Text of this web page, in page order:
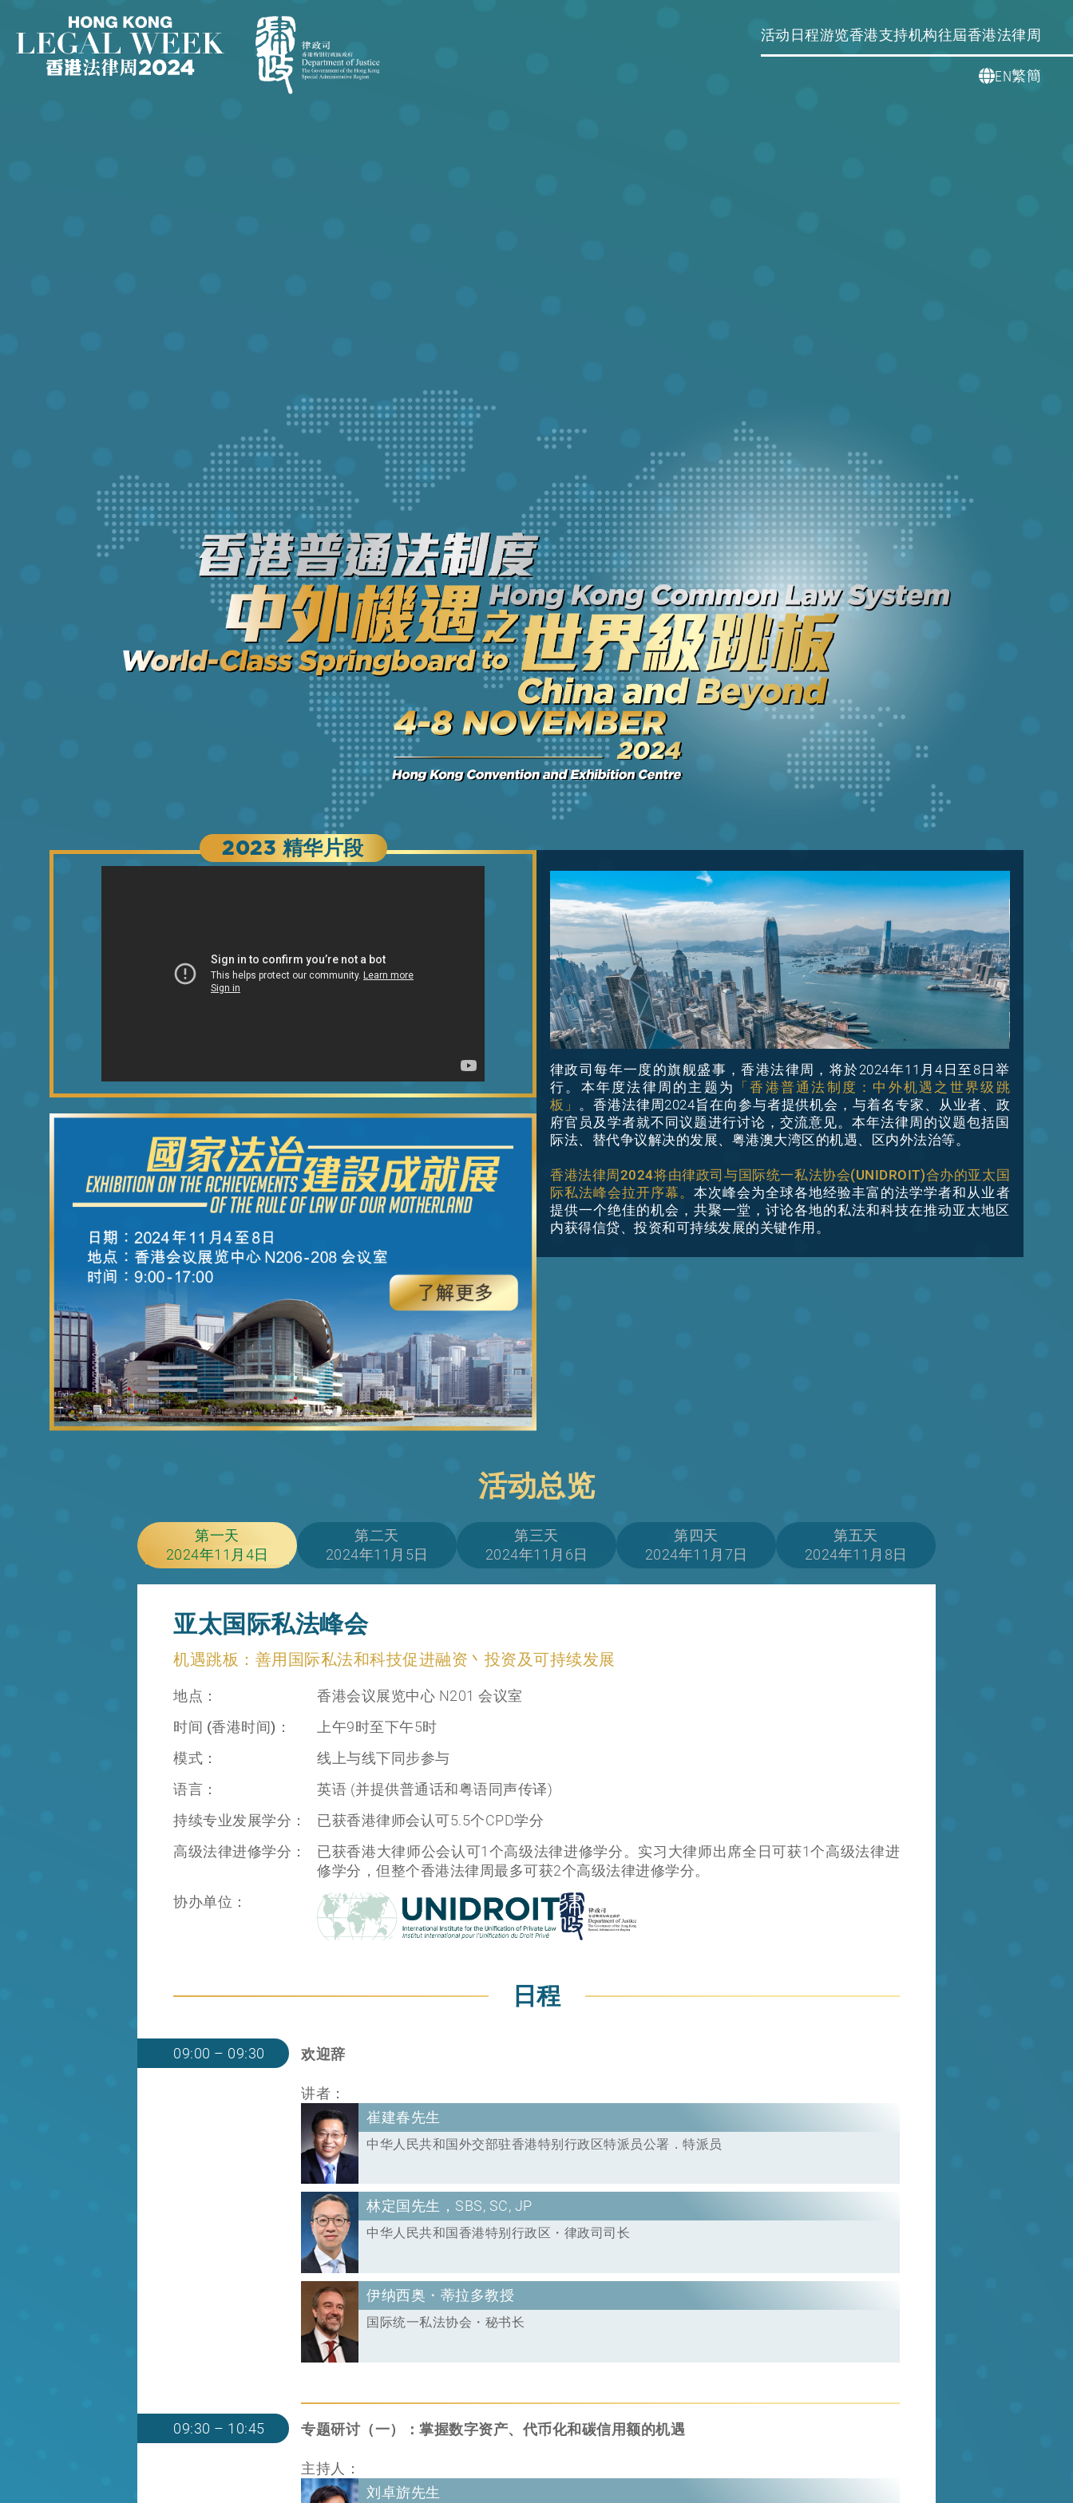
活动日程游览香港支持机构往屆香港法律周
EN繁簡
2023 精华片段
律政司每年一度的旗舰盛事，香港法律周，将於2024年11月4日至8日举
行。本年度法律周的主题为
「香港普通法制度：中外机遇之世界级跳
板」 。香港法律周2024旨在向参与者提供机会，与着名专家、从业者、政
府官员及学者就不同议题进行讨论，交流意见。本年法律周的议题包括国
际法、替代争议解决的发展、粤港澳大湾区的机遇、区内外法治等。
香港法律周2024将由律政司与国际统一私法协会(UNIDROIT)合办的亚太国
际私法峰会拉开序幕。本次峰会为全球各地经验丰富的法学学者和从业者
提供一个绝佳的机会，共聚一堂，讨论各地的私法和科技在推动亚太地区
内获得信贷、投资和可持续发展的关键作用。
活动总览
第一天
2024年11月4日
第二天
2024年11月5日
第三天
2024年11月6日
第四天
2024年11月7日
第五天
2024年11月8日
亚太国际私法峰会
机遇跳板：善用国际私法和科技促进融资丶投资及可持续发展
地点：
香港会议展览中心 N201 会议室
时间 (香港时间)：
上午9时至下午5时
模式：
线上与线下同步参与
语言：
英语 (并提供普通话和粤语同声传译)
持续专业发展学分：
已获香港律师会认可5.5个CPD学分
高级法律进修学分：
已获香港大律师公会认可1个高级法律进修学分。实习大律师出席全日可获1个高级法律进
修学分，但整个香港法律周最多可获2个高级法律进修学分。
协办单位：
日程
09:00 – 09:30 欢迎辞
讲者：
崔建春先生
中华人民共和国外交部驻香港特别行政区特派员公署．特派员
林定国先生，SBS, SC, JP
中华人民共和国香港特别行政区・律政司司长
伊纳西奥・蒂拉多教授
国际统一私法协会・秘书长
09:30 – 10:45 专题研讨（一）：掌握数字资产、代币化和碳信用额的机遇
主持人：
刘卓旂先生